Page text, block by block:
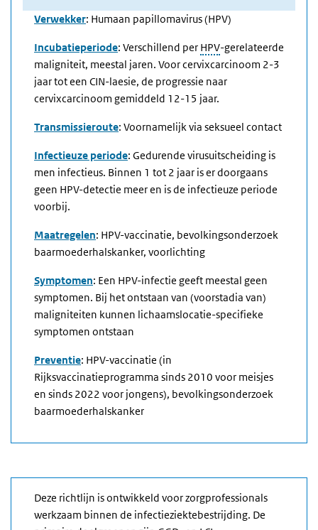
Verwekker: Humaan papillomavirus (HPV)
Incubatieperiode: Verschillend per HPV-gerelateerde
maligniteit, meestal jaren. Voor cervixcarcinoom 2-3
jaar tot een CIN-laesie, de progressie naar
cervixcarcinoom gemiddeld 12-15 jaar.
Transmissieroute: Voornamelijk via seksueel contact
Infectieuze periode: Gedurende virusuitscheiding is
men infectieus. Binnen 1 tot 2 jaar is er doorgaans
geen HPV-detectie meer en is de infectieuze periode
voorbij.
Maatregelen: HPV-vaccinatie, bevolkingsonderzoek
baarmoederhalskanker, voorlichting
Symptomen: Een HPV-infectie geeft meestal geen
symptomen. Bij het ontstaan van (voorstadia van)
maligniteiten kunnen lichaamslocatie-specifieke
symptomen ontstaan
Preventie: HPV-vaccinatie (in
Rijksvaccinatieprogramma sinds 2010 voor meisjes
en sinds 2022 voor jongens), bevolkingsonderzoek
baarmoederhalskanker
Deze richtlijn is ontwikkeld voor zorgprofessionals
werkzaam binnen de infectieziektebestrijding. De